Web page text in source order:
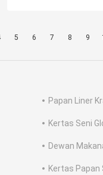
5 6 7 8 9
Papan Liner
Kertas Seni
Dewan
Kertas Papan